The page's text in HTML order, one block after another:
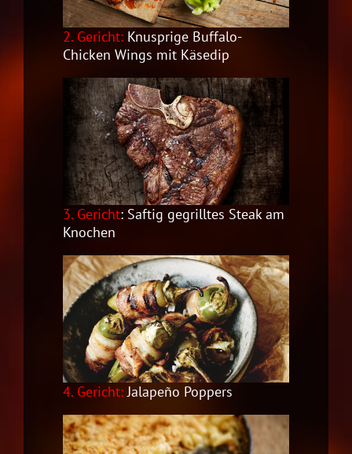
2. Gericht: Knusprige Buffalo-
Chicken Wings mit Käsedip
3. Gericht: Saftig gegrilltes Steak am
Knochen
4. Gericht: Jalapeño Poppers